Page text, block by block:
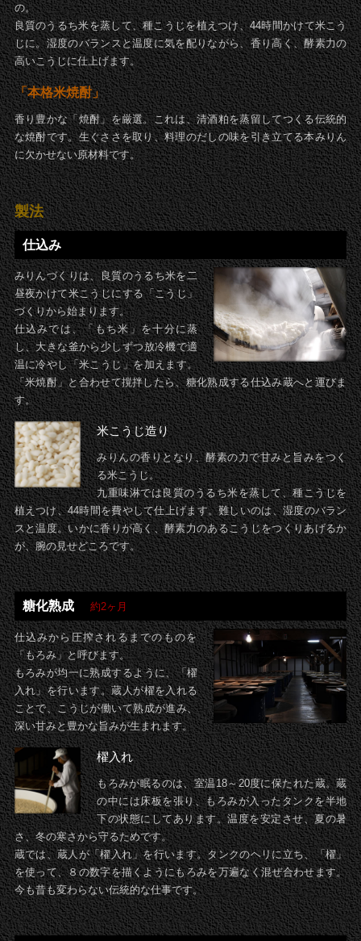
の。
良質のうるち米を蒸して、種こうじを植えつけ、44時間かけて米こう
じに。湿度のバランスと温度に気を配りながら、香り高く、酵素力の
高いこうじに仕上げます。
「本格米焼酎」
香り豊かな「焼酎」を厳選。これは、清酒粕を蒸留してつくる伝統的
な焼酎です。生ぐささを取り、料理のだしの味を引き立てる本みりん
に欠かせない原材料です。
製法
仕込み
みりんづくりは、良質のうるち米を二
昼夜かけて米こうじにする「こうじ」
づくりから始まります。
仕込みでは、「もち米」を十分に蒸
し、大きな釜から少しずつ放冷機で適
温に冷やし「米こうじ」を加えます。
「米焼酎」と合わせて撹拌したら、糖化熟成する仕込み蔵へと運びま
す。
米こうじ造り
みりんの香りとなり、酵素の力で甘みと旨みをつく
る米こうじ。
九重味淋では良質のうるち米を蒸して、種こうじを
植えつけ、44時間を費やして仕上げます。難しいのは、湿度のバラン
スと温度。いかに香りが高く、酵素力のあるこうじをつくりあげるか
が、腕の見せどころです。
糖化熟成 約2ヶ月
仕込みから圧搾されるまでのものを
「もろみ」と呼びます。
もろみが均一に熟成するように、「櫂
入れ」を行います。蔵人が櫂を入れる
ことで、こうじが働いて熟成が進み、
深い甘みと豊かな旨みが生まれます。
櫂入れ
もろみが眠るのは、室温18～20度に保たれた蔵。蔵
の中には床板を張り、もろみが入ったタンクを半地
下の状態にしてあります。温度を安定させ、夏の暑
さ、冬の寒さから守るためです。
蔵では、蔵人が「櫂入れ」を行います。タンクのヘリに立ち、「櫂」
を使って、８の数字を描くようにもろみを万遍なく混ぜ合わせます。
今も昔も変わらない伝統的な仕事です。